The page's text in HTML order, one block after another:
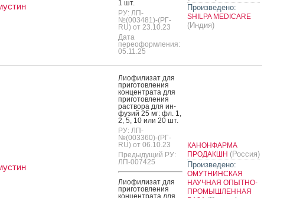
1 шт.
РУ: ЛП-
№(003481)-(РГ-
RU) от 23.10.23
Дата
переоформления:
05.11.25
Произведено:
SHILPA MEDICARE
(Индия)
Ли­офи­лизат для
при­готов­ле­ния
кон­цен­тра­та для
при­готов­ле­ния
рас­тво­ра для ин­
фу­зий 25 мг: фл. 1,
2, 5, 10 или 20 шт.
РУ: ЛП-
№(003360)-(РГ-
RU) от 06.10.23
Предыдущий РУ:
ЛП-007425
Ли­офи­лизат для
при­готов­ле­ния
кон­цен­тра­та для
КАНОНФАРМА
ПРОДАКШН (Россия)
Произведено:
ОМУТНИНСКАЯ
НАУЧНАЯ ОПЫТНО-
ПРОМЫШЛЕННАЯ